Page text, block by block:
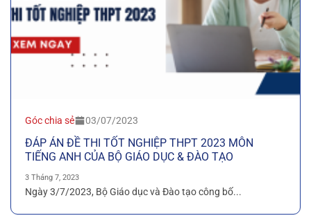
Góc chia sẻ 03/07/2023
ĐÁP ÁN ĐỀ THI TỐT NGHIỆP THPT 2023 MÔN
TIẾNG ANH CỦA BỘ GIÁO DỤC & ĐÀO TẠO
3 Tháng 7, 2023
Ngày 3/7/2023, Bộ Giáo dục và Đào tạo công bố...